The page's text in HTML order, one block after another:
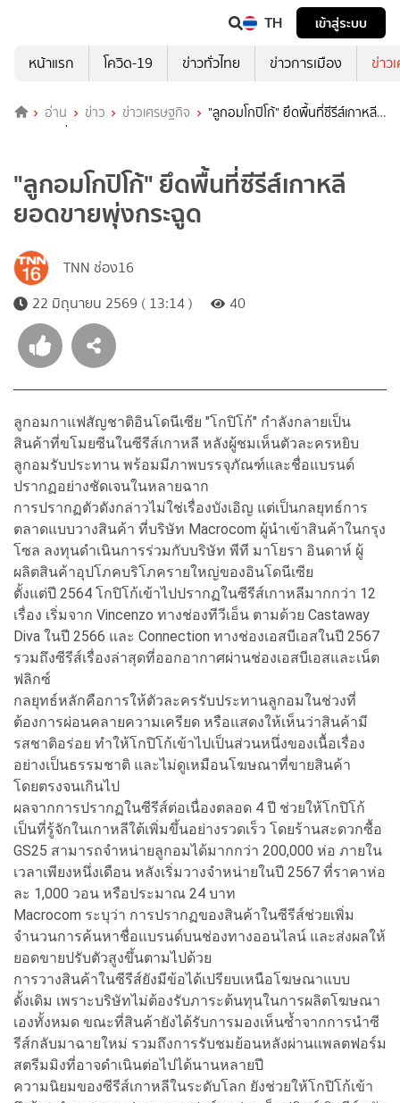
TH
เข้าสู่ระบบ
หน้าแรก
โควิด-19 ข่าวทั่วไทย ข่าวการเมือง ข่าว
อ่าน ข่าว ข่าวเศรษฐกิจ
"ลูกอมโกปิโก้" ยึดพื้นที่ซีรีส์เกาหลี
ยอดขายพุ่งกระฉูด
"ลูกอมโกปิโก้" ยึดพื้นที่ซีรีส์เกาหลี
ยอดขายพุ่งกระฉูด
TNN ช่อง16
22 มิถุนายน 2569 ( 13:14 )
40
ลูกอมกาแฟสัญชาติอินโดนีเซีย "โกปิโก้" กำลังกลายเป็น
สินค้าที่ขโมยซีนในซีรีส์เกาหลี หลังผู้ชมเห็นตัวละครหยิบ
ลูกอมรับประทาน พร้อมมีภาพบรรจุภัณฑ์และชื่อแบรนด์
ปรากฏอย่างชัดเจนในหลายฉาก
การปรากฏตัวดังกล่าวไม่ใช่เรื่องบังเอิญ แต่เป็นกลยุทธ์การ
ตลาดแบบวางสินค้า ที่บริษัท Macrocom ผู้นำเข้าสินค้าในกรุง
โซล ลงทุนดำเนินการร่วมกับบริษัท พีที มาโยรา อินดาห์ ผู้
ผลิตสินค้าอุปโภคบริโภครายใหญ่ของอินโดนีเซีย
ตั้งแต่ปี 2564 โกปิโก้เข้าไปปรากฏในซีรีส์เกาหลีมากกว่า 12
เรื่อง เริ่มจาก Vincenzo ทางช่องทีวีเอ็น ตามด้วย Castaway
Diva ในปี 2566 และ Connection ทางช่องเอสบีเอสในปี 2567
รวมถึงซีรีส์เรื่องล่าสุดที่ออกอากาศผ่านช่องเอสบีเอสและเน็ต
ฟลิกซ์
กลยุทธ์หลักคือการให้ตัวละครรับประทานลูกอมในช่วงที่
ต้องการผ่อนคลายความเครียด หรือแสดงให้เห็นว่าสินค้ามี
รสชาติอร่อย ทำให้โกปิโก้เข้าไปเป็นส่วนหนึ่งของเนื้อเรื่อง
อย่างเป็นธรรมชาติ และไม่ดูเหมือนโฆษณาที่ขายสินค้า
โดยตรงจนเกินไป
ผลจากการปรากฏในซีรีส์ต่อเนื่องตลอด 4 ปี ช่วยให้โกปิโก้
เป็นที่รู้จักในเกาหลีใต้เพิ่มขึ้นอย่างรวดเร็ว โดยร้านสะดวกซื้อ
GS25 สามารถจำหน่ายลูกอมได้มากกว่า 200,000 ห่อ ภายใน
เวลาเพียงหนึ่งเดือน หลังเริ่มวางจำหน่ายในปี 2567 ที่ราคาห่อ
ละ 1,000 วอน หรือประมาณ 24 บาท
Macrocom ระบุว่า การปรากฏของสินค้าในซีรีส์ช่วยเพิ่ม
จำนวนการค้นหาชื่อแบรนด์บนช่องทางออนไลน์ และส่งผลให้
ยอดขายปรับตัวสูงขึ้นตามไปด้วย
การวางสินค้าในซีรีส์ยังมีข้อได้เปรียบเหนือโฆษณาแบบ
ดั้งเดิม เพราะบริษัทไม่ต้องรับภาระต้นทุนในการผลิตโฆษณา
เองทั้งหมด ขณะที่สินค้ายังได้รับการมองเห็นซ้ำจากการนำซี
รีส์กลับมาฉายใหม่ รวมถึงการรับชมย้อนหลังผ่านแพลตฟอร์ม
สตรีมมิงที่อาจดำเนินต่อไปได้นานหลายปี
ความนิยมของซีรีส์เกาหลีในระดับโลก ยังช่วยให้โกปิโก้เข้า